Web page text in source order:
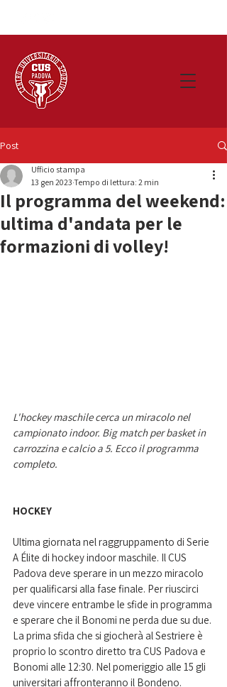
Post
Il programma del weekend:
ultima d'andata per le
formazioni di volley!
Ufficio stampa
13 gen 2023 Tempo di lettura: 2 min
L'hockey maschile cerca un miracolo nel
campionato indoor. Big match per basket in
carrozzina e calcio a 5. Ecco il programma
completo.
HOCKEY
Ultima giornata nel raggruppamento di Serie
A Élite di hockey indoor maschile. Il CUS
Padova deve sperare in un mezzo miracolo
per qualificarsi alla fase finale. Per riuscirci
deve vincere entrambe le sfide in programma
e sperare che il Bonomi ne perda due su due.
La prima sfida che si giocherà al Sestriere è
proprio lo scontro diretto tra CUS Padova e
Bonomi alle 12:30. Nel pomeriggio alle 15 gli
universitari affronteranno il Bondeno.